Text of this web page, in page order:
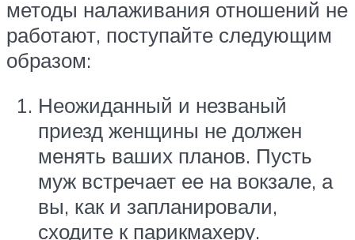
методы налаживания отношений не
работают, поступайте следующим
образом:
Неожиданный и незваный
приезд женщины не должен
менять ваших планов. Пусть
муж встречает ее на вокзале, а
вы, как и запланировали,
сходите к парикмахеру.